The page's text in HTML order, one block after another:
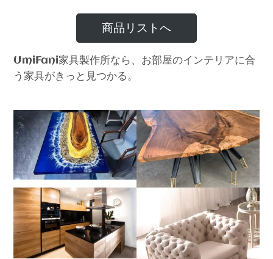
商品リストへ
UmiFani家具製作所なら、お部屋のインテリアに合
う家具がきっと見つかる。